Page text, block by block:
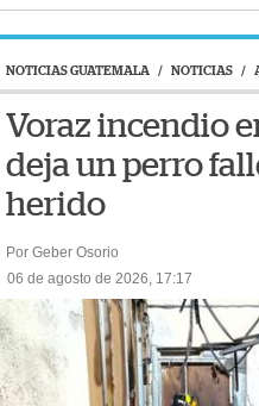
NOTICIAS GUATEMALA / NOTICIAS /
Voraz incendio
deja un perro
herido
Por Geber Osorio
06 de agosto de 2026, 17:17